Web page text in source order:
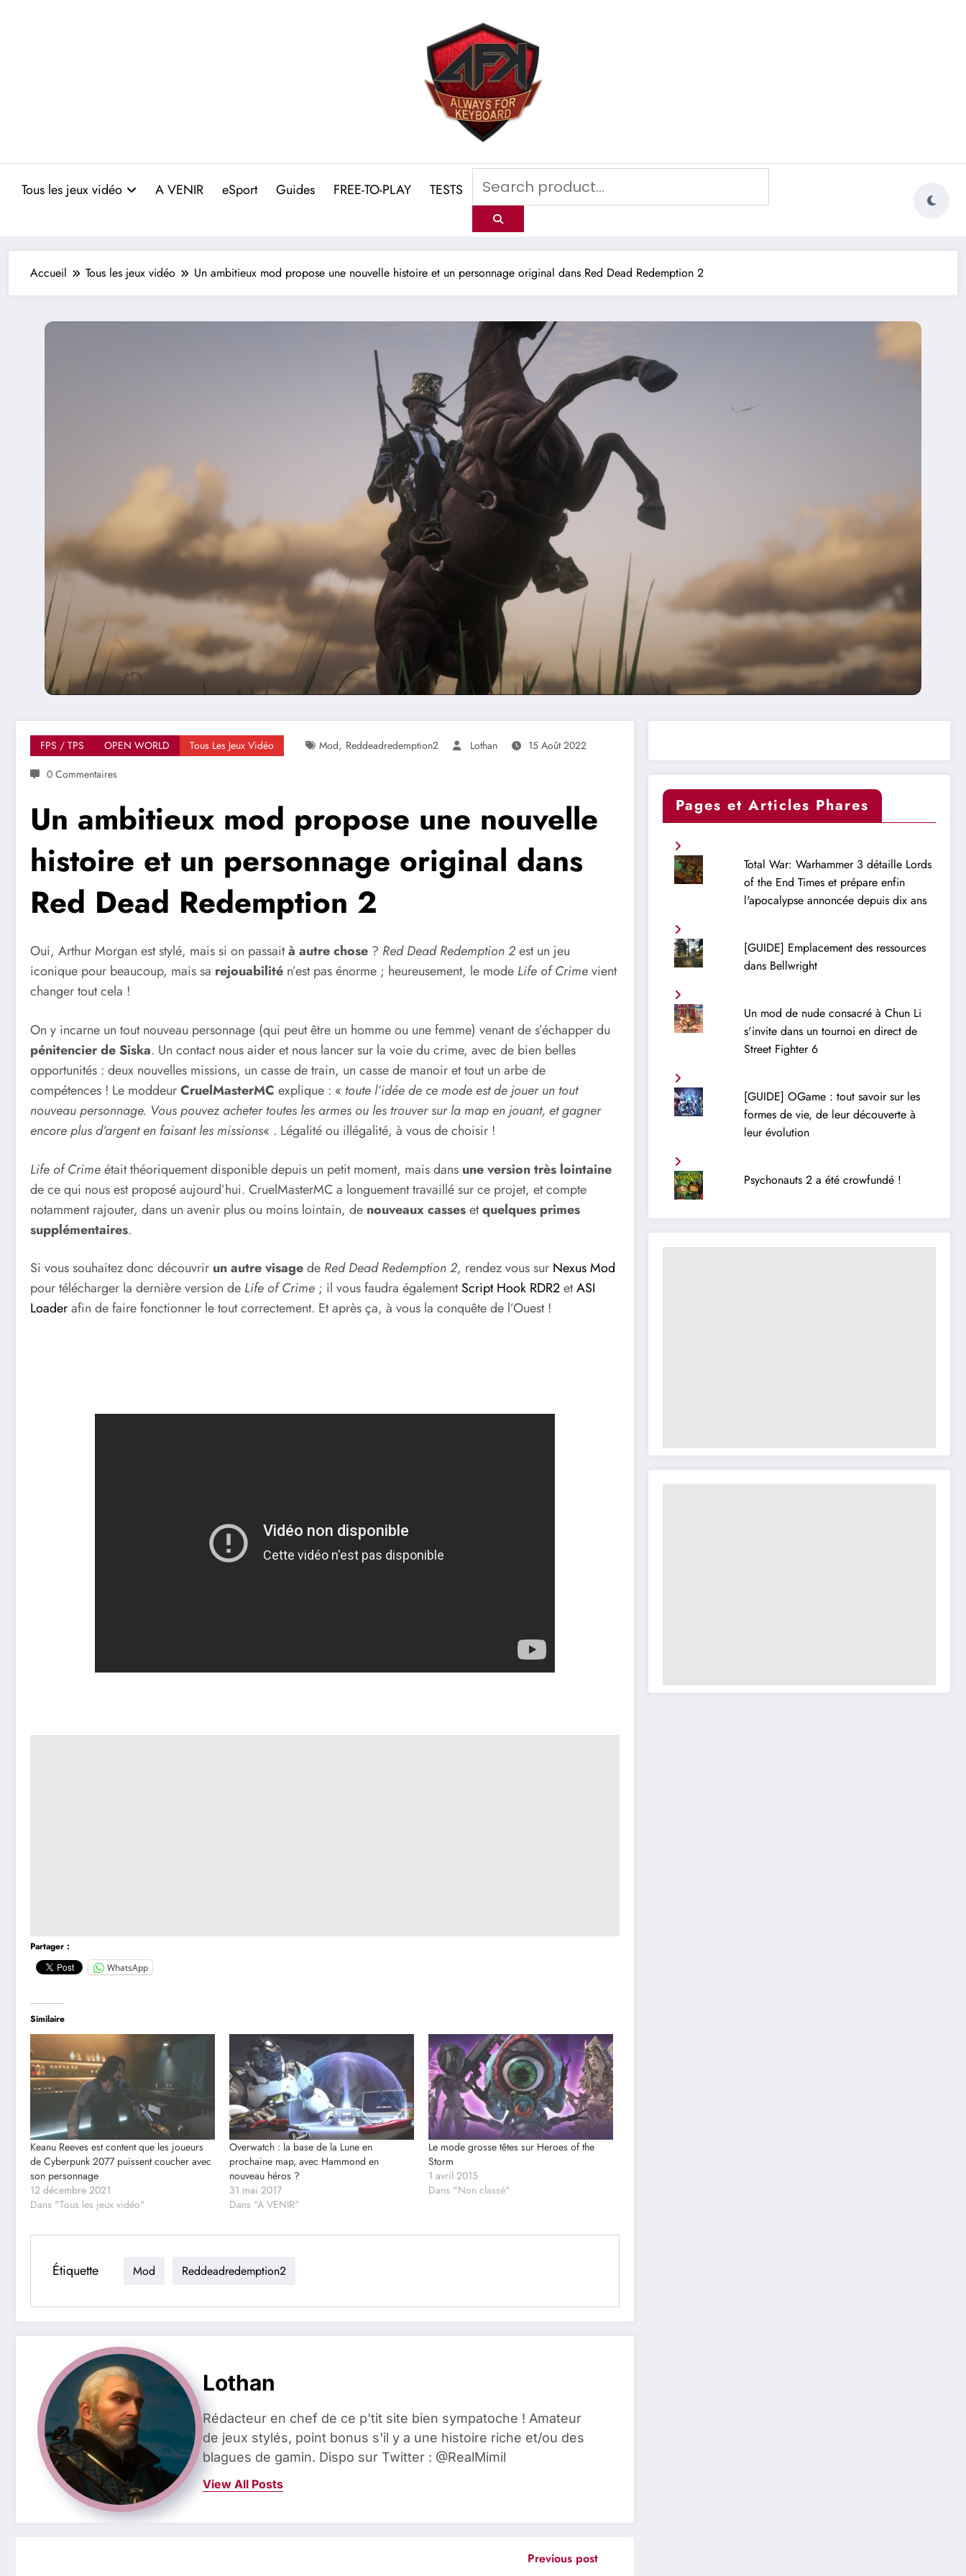
Tous les jeux vidéo A VENIR eSport Guides FREE-TO-PLAY TESTS
Accueil Tous les jeux vidéo Un ambitieux mod propose une nouvelle histoire et un personnage original dans Red Dead Redemption 2
FPS / TPS OPEN WORLD Tous Les Jeux Vidéo Mod, Reddeadredemption2 Lothan
15 Août 2022
0 Commentaires
Un ambitieux mod propose une nouvelle
histoire et un personnage original dans
Red Dead Redemption 2
Oui, Arthur Morgan est stylé, mais si on passaità autre chose ? Red Dead Redemption 2est un jeu
iconique pour beaucoup, mais sa rejouabilité n’est pas énorme ; heureusement, le mode Life of Crimevient
changer tout cela !
On y incarne un tout nouveau personnage (qui peut être un homme ou une femme) venant de s’échapper du
pénitencier de Siska. Un contact nous aider et nous lancer sur la voie du crime, avec de bien belles
opportunités : deux nouvelles missions, un casse de train, un casse de manoir et tout un arbe de
compétences ! Le moddeurCruelMasterMC explique : « toute l’idée de ce mode est de jouer un tout
nouveau personnage. Vous pouvez acheter toutes les armes ou les trouver sur la map en jouant, et gagner
encore plus d’argent en faisant les missions« . Légalité ou illégalité, à vous de choisir !
Life of Crimeétait théoriquement disponible depuis un petit moment, mais dans une version très lointaine
de ce qui nous est proposé aujourd’hui. CruelMasterMC a longuement travaillé sur ce projet, et compte
notamment rajouter, dans un avenir plus ou moins lointain, de nouveaux cassesetquelques primes
supplémentaires.
Si vous souhaitez donc découvrir un autre visagede Red Dead Redemption 2, rendez vous sur Nexus Mod
pour télécharger la dernière version de Life of Crime ; il vous faudra égalementScript Hook RDR2etASI
Loaderafin de faire fonctionner le tout correctement. Et après ça, à vous la conquête de l’Ouest !
Partager :
WhatsApp
Similaire
Keanu Reeves est content que les joueurs
de Cyberpunk 2077 puissent coucher avec
son personnage
12 décembre 2021
Dans "Tous les jeux vidéo"
Overwatch : la base de la Lune en
prochaine map, avec Hammond en
nouveau héros ?
31 mai 2017
Dans "A VENIR"
Le mode grosse têtes sur Heroes of the
Storm
1 avril 2015
Dans "Non classé"
Étiquette Mod Reddeadredemption2
Lothan
Rédacteur en chef de ce p'tit site bien sympatoche ! Amateur
de jeux stylés, point bonus s'il y a une histoire riche et/ou des
blagues de gamin. Dispo sur Twitter : @RealMimil
View All Posts
Previous post
Pages et Articles Phares
Total War: Warhammer 3 détaille Lords
of the End Times et prépare enfin
l'apocalypse annoncée depuis dix ans
[GUIDE] Emplacement des ressources
dans Bellwright
Un mod de nude consacré à Chun Li
s'invite dans un tournoi en direct de
Street Fighter 6
[GUIDE] OGame : tout savoir sur les
formes de vie, de leur découverte à
leur évolution
Psychonauts 2 a été crowfundé !